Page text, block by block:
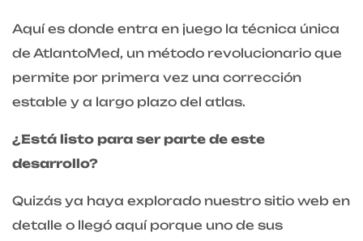
Aquí es donde entra en juego la técnica única
de AtlantoMed, un método revolucionario que
permite por primera vez una corrección
estable y a largo plazo del atlas.
¿Está listo para ser parte de este
desarrollo?
Quizás ya haya explorado nuestro sitio web en
detalle o llegó aquí porque uno de sus